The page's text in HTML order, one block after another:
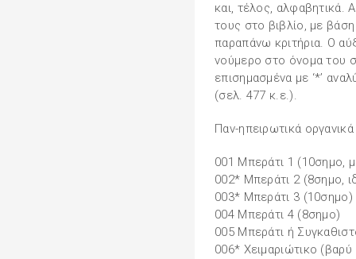
και, τέλος, αλφαβητικά.
τους στο βιβλίο, με
παραπάνω κριτήρια. Ο
νούμερο στο όνομα του
επισημασμένα με ‘*’
(σελ. 477 κ.ε.).
Παν-ηπειρωτικά
001 Μπεράτι 1 (10σηµο,
002* Μπεράτι 2 (8σηµο,
003* Μπεράτι 3 (10σηµο)
004 Μπεράτι 4 (8σηµο)
005 Μπεράτι ή
006* Χειµαριώτικο